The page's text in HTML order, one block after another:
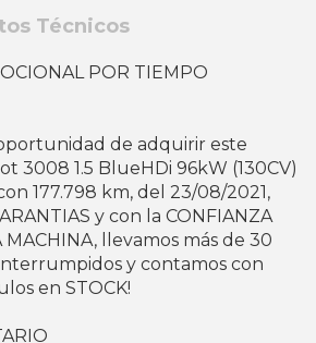
Técnicos
POR TIEMPO
de adquirir este
3008 1.5 BlueHDi 96kW (130CV)
177.798 km, del 23/08/2021,
y con la CONFIANZA
llevamos más de 30
y contamos con
en STOCK!